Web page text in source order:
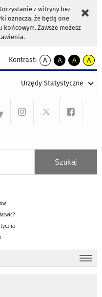
z witryny bez
oznacza, że będą one
Zawsze możesz
Kontrast:
A
kontrast
A
kontrast
tekst
czarnym
A
kontrast
tekst
czarnym
A
tekst
żółtym
Urzędy Statystyczne